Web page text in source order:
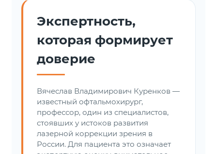
Экспертность,
которая формирует
доверие
Вячеслав Владимирович Куренков —
известный офтальмохирург,
профессор, один из специалистов,
стоявших у истоков развития
лазерной коррекции зрения в
России. Для пациента это означает